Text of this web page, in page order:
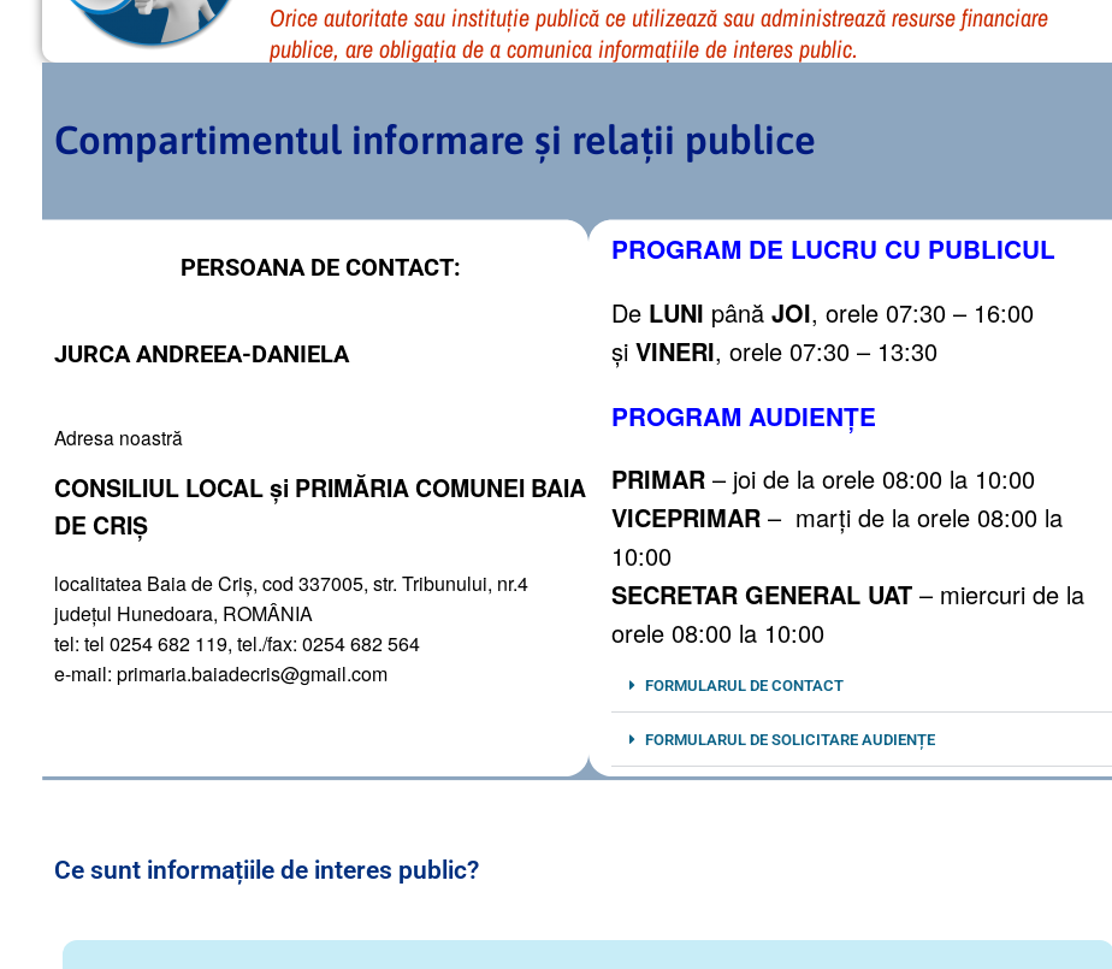
Orice autoritate sau instituție publică ce utilizează sau administrează resurse financiare
publice, are obligația de a comunica informațiile de interes public.
Compartimentul informare și relații publice
PERSOANA DE CONTACT:
JURCA ANDREEA-DANIELA
Adresa noastră
CONSILIUL LOCAL și PRIMĂRIA COMUNEI BAIA
DE CRIŞ
localitatea Baia de Criş, cod 337005, str. Tribunului, nr.4
judeţul Hunedoara, ROMÂNIA
tel: tel 0254 682 119, tel./fax: 0254 682 564
e-mail: primaria.baiadecris@gmail.com
PROGRAM DE LUCRU CU PUBLICUL
De LUNI pânăJOI, orele 07:30 – 16:00
șiVINERI, orele 07:30 – 13:30
PROGRAM AUDIENȚE
PRIMAR – joi de la orele 08:00 la 10:00
VICEPRIMAR – marți de la orele 08:00 la
10:00
SECRETAR GENERAL UAT – miercuri de la
orele 08:00 la 10:00
FORMULARUL DE CONTACT
FORMULARUL DE SOLICITARE AUDIENȚE
Ce sunt informațiile de interes public?